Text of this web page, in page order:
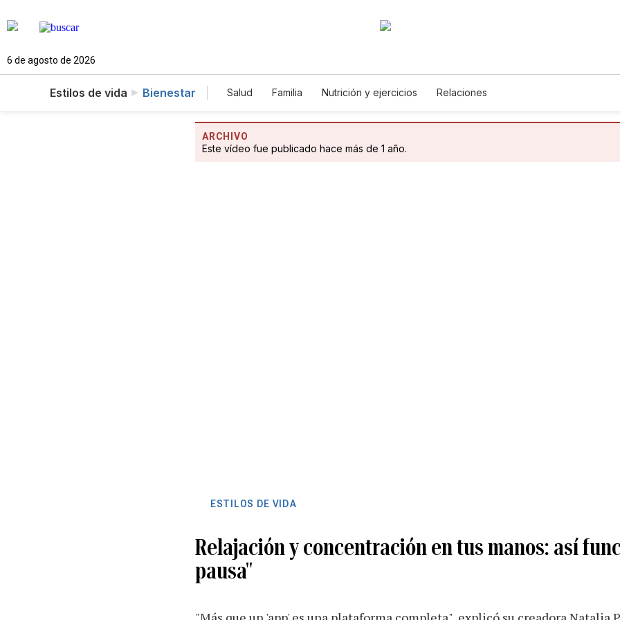
6 de agosto de 2026
Estilos de vida Bienestar Salud Familia Nutrición y ejercicios Relaciones
ARCHIVO
Este vídeo fue publicado hace más de 1 año.
ESTILOS DE VIDA
Relajación y concentración en tus manos: así
pausa"